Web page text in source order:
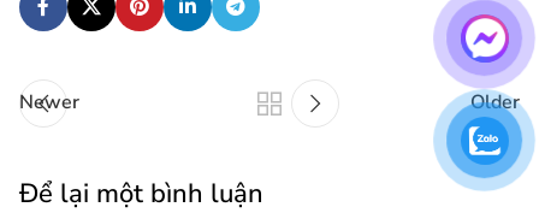
Newer Older
Để lại một bình luận